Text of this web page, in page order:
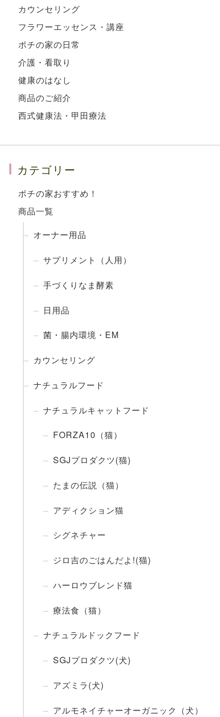
カウンセリング
フラワーエッセンス・講座
ポチの家の日常
介護・看取り
健康のはなし
商品のご紹介
西式健康法・甲田療法
カテゴリー
ポチの家おすすめ！
商品一覧
オーナー用品
サプリメント（人用）
手づくりなま酵素
日用品
菌・腸内環境・EM
カウンセリング
ナチュラルフード
ナチュラルキャットフード
FORZA10（猫）
SGJプロダクツ(猫)
たまの伝説（猫）
アディクション猫
シグネチャー
ジロ吉のごはんだよ!(猫)
ハーロウブレンド猫
療法食（猫）
ナチュラルドックフード
SGJプロダクツ(犬)
アズミラ(犬)
アルモネイチャーオーガニック（犬）